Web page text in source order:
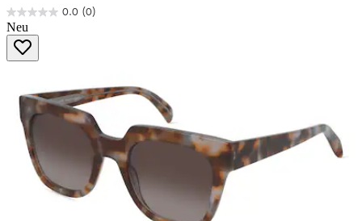
0.0 (0)
0.0
von
Sternen.
Neu